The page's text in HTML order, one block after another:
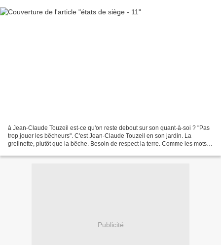
à Jean-Claude Touzeil est-ce qu'on reste debout sur son quant-à-soi ? "Pas
trop jouer les bêcheurs". C'est Jean-Claude Touzeil en son jardin. La
grelinette, plutôt que la bêche. Besoin de respect la terre. Comme les mots.
Publicité